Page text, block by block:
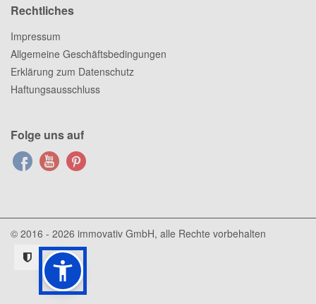
Rechtliches
Impressum
Allgemeine Geschäftsbedingungen
Erklärung zum Datenschutz
Haftungsausschluss
Folge uns auf
© 2016 - 2026 immovativ GmbH, alle Rechte vorbehalten